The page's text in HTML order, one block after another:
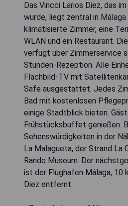
Das Vincci Larios Diez, das
wurde, liegt zentral in
klimatisierte Zimmer, eine
WLAN und ein Restaurant.
verfügt über Zimmerservice
Stunden-Rezeption. Alle
Flachbild-TV mit
Safe ausgestattet. Jedes
Bad mit kostenlosen
einige Stadtblick bieten.
Frühstücksbuffet genießen.
Sehenswürdigkeiten in der
La Malagueta, der Strand La
Rando Museum. Der
ist der Flughafen Málaga, 10
Diez entfernt.